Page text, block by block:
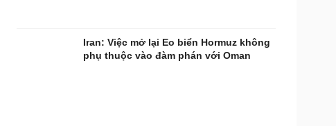
Iran: Việc mở lại Eo biển Hormuz không
phụ thuộc vào đàm phán với Oman